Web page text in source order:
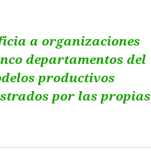
a organizaciones
departamentos del
productivos
por las propias